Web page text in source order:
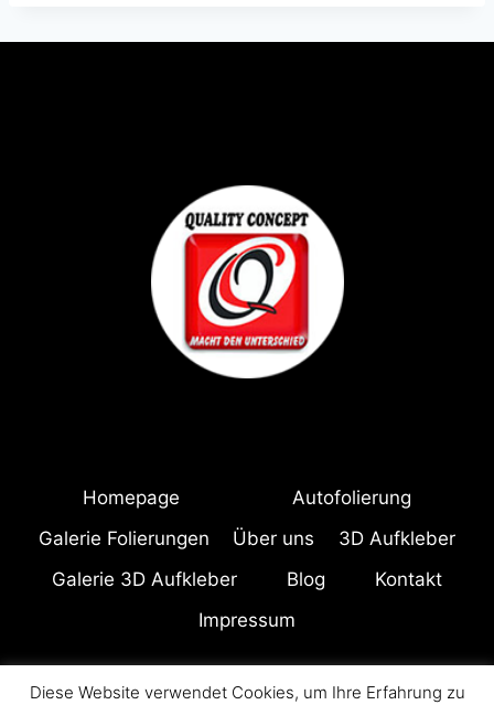
Homepage
Autofolierung
Galerie Folierungen
Über uns
3D Aufkleber
Galerie 3D Aufkleber
Blog
Kontakt
Impressum
Diese Website verwendet Cookies, um Ihre Erfahrung zu